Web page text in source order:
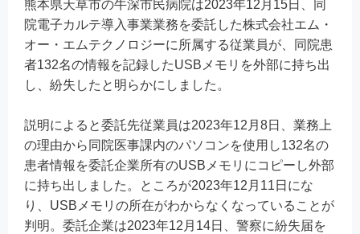
熊本県天草市の牛深市民病院は2023年12月15日、同
院電子カルテ導入事業業務を委託した株式会社エム・
オー・エムテクノロジーに所属する従業員が、同院患
者132名の情報を記録したUSBメモリを外部に持ち出
し、紛失したと明らかにしました。
説明によると委託先従業員は2023年12月8日、業務上
の理由から同院医事課内のパソコンを使用し132名の
患者情報を委託企業所有のUSBメモリにコピーし外部
に持ち出しました。ところが2023年12月11日にな
り、USBメモリの所在がわからなくなっていることが
判明。委託企業は2023年12月14日、警察に紛失届を